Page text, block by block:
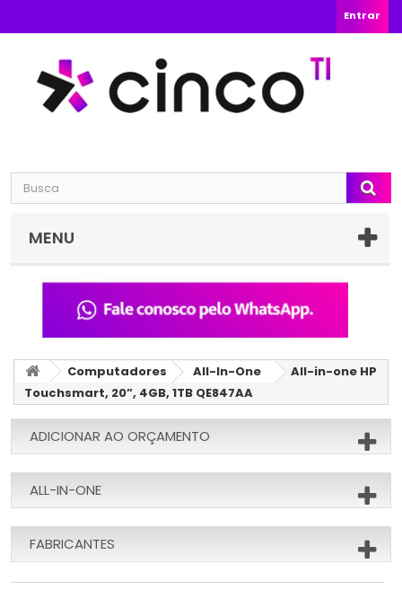
Entrar
MENU
Computadores All-In-One
All-in-one HP
Touchsmart, 20”, 4GB, 1TB QE847AA
ADICIONAR AO ORÇAMENTO
ALL-IN-ONE
FABRICANTES